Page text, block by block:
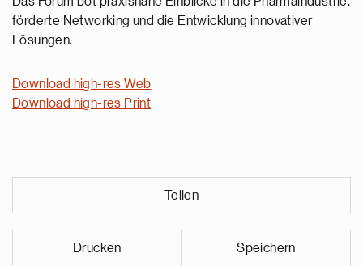
förderte Networking und die Entwicklung innovativer
Lösungen.
Download high-res Web
Download high-res Print
Teilen
Drucken Speichern